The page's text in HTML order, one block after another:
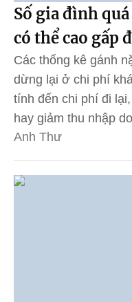
Số gia đình
có thể cao gấp
Các thống kê gánh
dừng lại ở chi phí
tính đến chi phí đi
hay giảm thu nhập
Anh Thư